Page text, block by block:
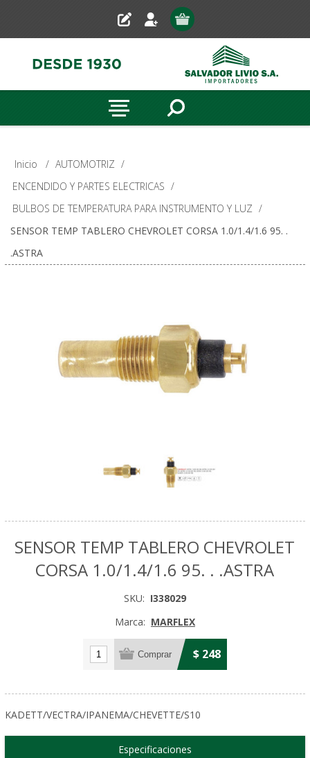
Inicio / AUTOMOTRIZ /
ENCENDIDO Y PARTES ELECTRICAS /
BULBOS DE TEMPERATURA PARA INSTRUMENTO Y LUZ /
SENSOR TEMP TABLERO CHEVROLET CORSA 1.0/1.4/1.6 95. .
.ASTRA
SENSOR TEMP TABLERO CHEVROLET
CORSA 1.0/1.4/1.6 95. . .ASTRA
SKU: I338029
Marca: MARFLEX
$ 248
KADETT/VECTRA/IPANEMA/CHEVETTE/S10
Especificaciones